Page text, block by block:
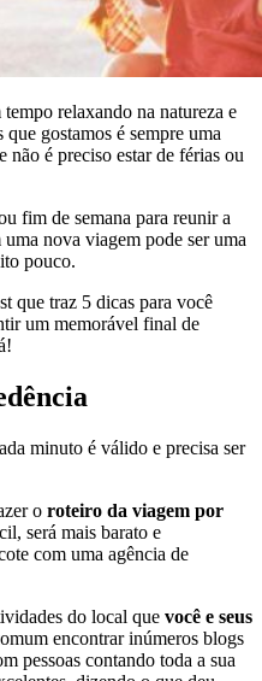
relaxando na natureza e
gostamos é sempre uma
não é preciso estar de férias ou
fim de semana para reunir a
nova viagem pode ser uma
pouco.
que traz 5 dicas para você
um memorável final de
minuto é válido e precisa ser
o roteiro da viagem por
será mais barato e
com uma agência de
do local que você e seus
encontrar inúmeros blogs
pessoas contando toda a sua